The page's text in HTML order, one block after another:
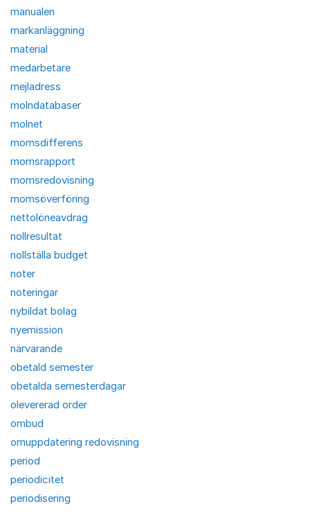
manualen
markanläggning
material
medarbetare
mejladress
molndatabaser
molnet
momsdifferens
momsrapport
momsredovisning
momsöverföring
nettolöneavdrag
nollresultat
nollställa budget
noter
noteringar
nybildat bolag
nyemission
närvarande
obetald semester
obetalda semesterdagar
olevererad order
ombud
omuppdatering redovisning
period
periodicitet
periodisering